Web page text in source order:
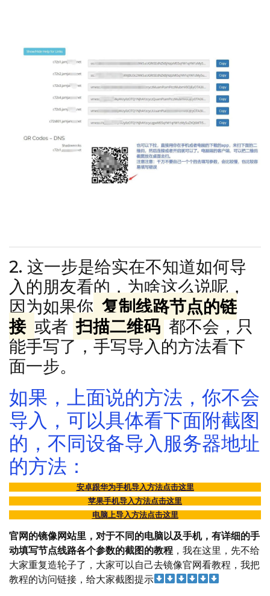
2. 这一步是给实在不知道如何导
入的朋友看的，为啥这么说呢，
因为如果你 复制线路节点的链
接 或者 扫描二维码都不会，只
能手写了，手写导入的方法看下
面一步。
如果，上面说的方法，你不会
导入，可以具体看下面附截图
的，不同设备导入服务器地址
的方法：
安卓跟华为手机导入方法点击这里
苹果手机导入方法点击这里
电脑上导入方法点击这里
官网的镜像网站里，对于不同的电脑以及手机，有详细的手
动填写节点线路各个参数的截图的教程 ，我在这里，先不给
大家重复造轮子了，大家可以自己去镜像官网看教程，我把
教程的访问链接，给大家截图提示